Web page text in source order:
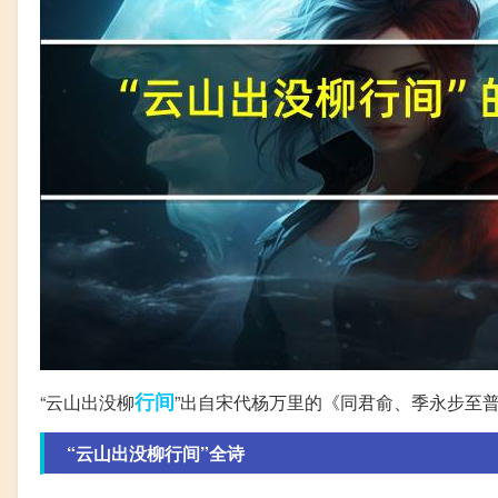
“云山出没柳行间”出自宋代杨万里的《同君俞、季永步至
“云山出没柳行间”全诗